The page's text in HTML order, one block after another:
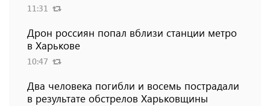
11:31
Дрон россиян попал вблизи станции метро
в Харькове
10:47
Два человека погибли и восемь пострадали
в результате обстрелов Харьковщины